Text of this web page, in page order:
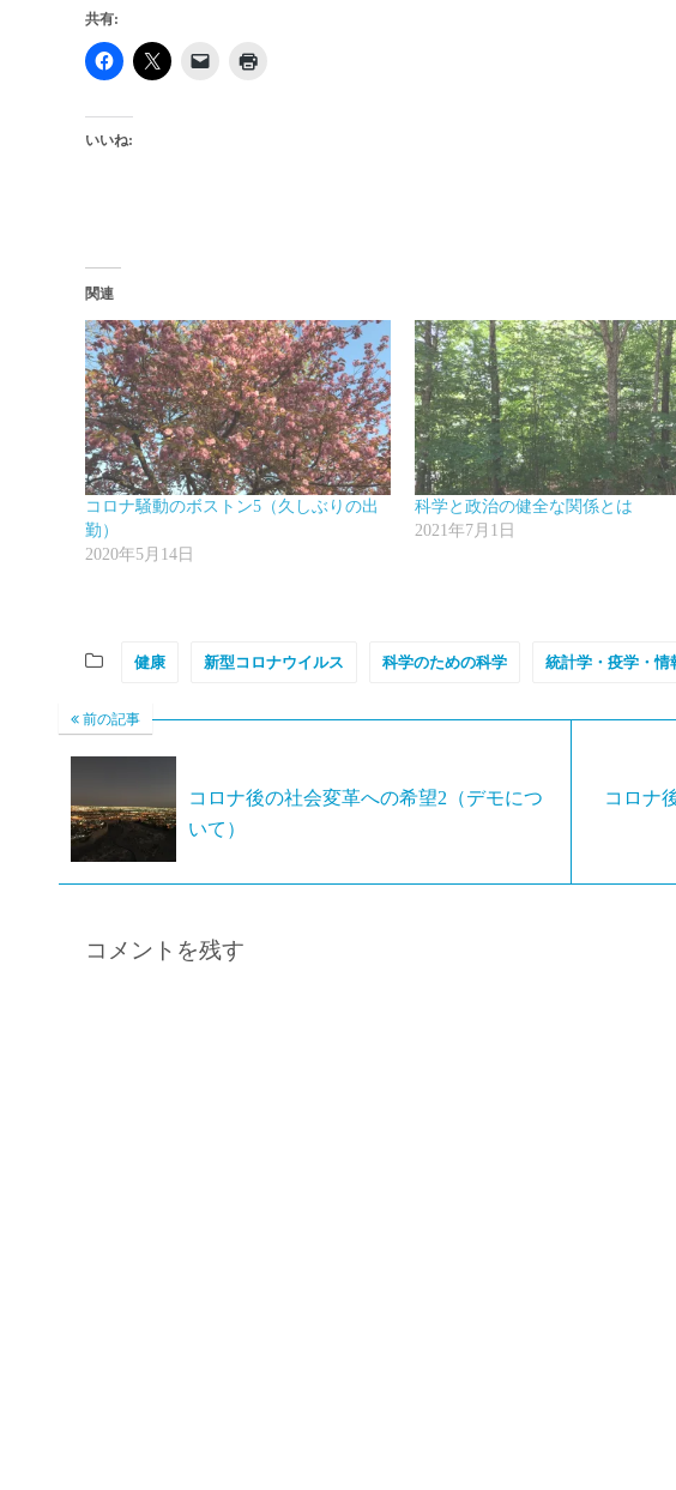
共有:
いいね:
関連
コロナ騒動のボストン5（久しぶりの出
勤）
2020年5月14日
科学と政治の健全な関係とは
2021年7月1日
健康 新型コロナウイルス 科学のための科学 統計学・疫学・情
前の記事
コロナ後の社会変革への希望2（デモにつ
いて）
コロナ
コメントを残す